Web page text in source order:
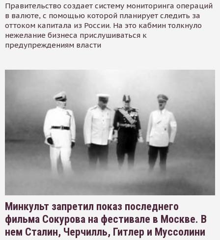
Правительство создает систему мониторинга операций
в валюте, с помощью которой планирует следить за
оттоком капитала из России. На это кабмин толкнуло
нежелание бизнеса прислушиваться к
предупреждениям власти
Минкульт запретил показ последнего
фильма Сокурова на фестивале в Москве. В
нем Сталин, Черчилль, Гитлер и Муссолини